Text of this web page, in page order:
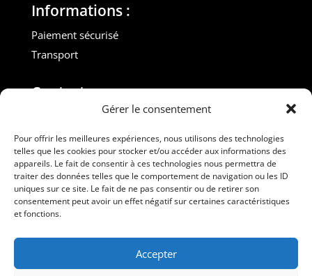
Gérer le consentement
Pour offrir les meilleures expériences, nous utilisons des technologies
telles que les cookies pour stocker et/ou accéder aux informations des
appareils. Le fait de consentir à ces technologies nous permettra de
traiter des données telles que le comportement de navigation ou les ID
uniques sur ce site. Le fait de ne pas consentir ou de retirer son
consentement peut avoir un effet négatif sur certaines caractéristiques
et fonctions.
Accepter
Informations :
Paiement sécurisé
Transport
Contact :
M. Gilles ROUVEYROL
Tél. : +33(0)6 07 72 40 47
dansdebeauxdraps@gmail.com
Professionnels
Suivez-nous